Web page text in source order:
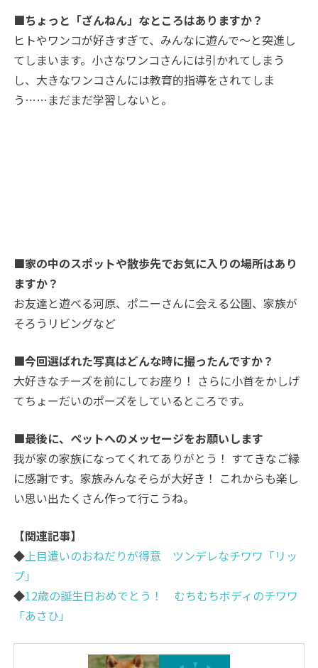
■ちょっと「ざんねん」なところはありますか？
ヒトやワンコが好きすぎて、みんなに遊んで～と突進し
てしまいます。小さなワンコさんには引かれてしまう
し、大きなワンコさんには教育的指導をされてしま
う……まだまだ学習しないと。
■家の中のスポットや散歩先でお気に入りの場所はあり
ますか？
お友達と遊べる河原、ポニーさんに会える公園、家族が
そろうリビングなど
■今回選ばれた写真はどんな時に撮ったんですか？
大好きなチーズを前にしてお座り！ さらに小首をかしげ
てちょーだいのポーズをしているところです。
■最後に、ペットへのメッセージをお願いします
我が家の家族になってくれてありがとう！ すてきなご縁
に感謝です。家族みんなそらが大好き！ これからも楽し
い思い出たくさん作って行こうね。
【関連記事】
◆上目遣いのおねだりが得意 ツンデレなチワワ「リッ
プ」
◆12歳の誕生日おめでとう！ むちむちボディのチワワ
「あさひ」